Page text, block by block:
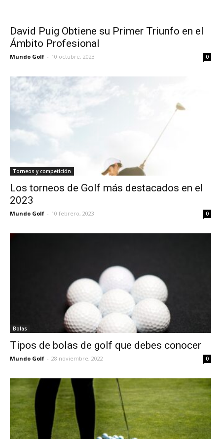
David Puig Obtiene su Primer Triunfo en el
Ámbito Profesional
Mundo Golf - 10 octubre, 2023 0
Torneos y competición
Los torneos de Golf más destacados en el
2023
Mundo Golf - 10 febrero, 2023 0
Bolas
Tipos de bolas de golf que debes conocer
Mundo Golf - 28 noviembre, 2022 0